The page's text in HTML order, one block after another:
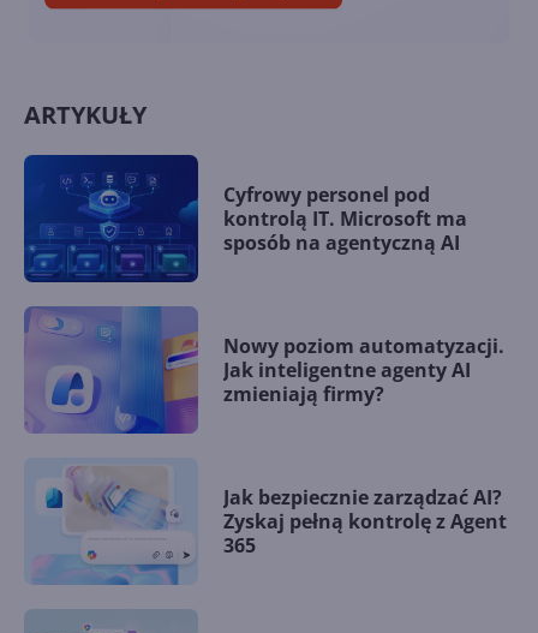
ARTYKUŁY
Cyfrowy personel pod
kontrolą IT. Microsoft ma
sposób na agentyczną AI
Nowy poziom automatyzacji.
Jak inteligentne agenty AI
zmieniają firmy?
Jak bezpiecznie zarządzać AI?
Zyskaj pełną kontrolę z Agent
365